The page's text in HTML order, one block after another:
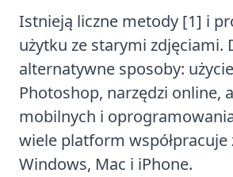
Istnieją liczne metody [1] i
użytku ze starymi zdjęciami.
alternatywne sposoby:
Photoshop, narzędzi online,
mobilnych i
wiele platform współpracuje
Windows, Mac i iPhone.